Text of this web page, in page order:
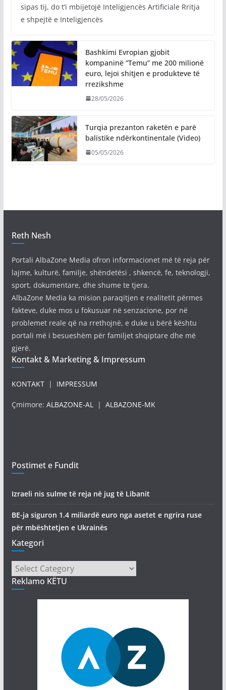
sipas tij, do t’i mbijetojë Inteligjencës Artificiale Rritja
e shpejtë e Inteligjencës
Bashkimi Evropian gjobit
kompaninë “Temu” me 200 milionë
euro, lejoi shitjen e produkteve të
rrezikshme
28/05/2026
Turqia prezanton raketën e parë
balistike ndërkontinentale (Video)
05/05/2026
Reth Nesh
Portali AlbaZone Media ofron informacionet më të reja për
lajme, kulturë, familje, shëndetësi , shkencë, fe, teknologji,
sport, dokumentare, dhe shume te tjera.
AlbaZone Media ka mision paraqitjen e realitetit përmes
fakteve, duke mos u fokusuar në senzacione, por në
problemet reale që na rrethojnë, e duke u bërë kështu
portali më i besueshëm për familjet shqiptare dhe më
gjerë.
Kontakt & Marketing & Impressum
KONTAKT| IMPRESSUM
Çmimore: ALBAZONE-AL| ALBAZONE-MK
Postimet e Fundit
Izraeli nis sulme të reja në jug të Libanit
BE-ja siguron 1.4 miliardë euro nga asetet e ngrira ruse
për mbështetjen e Ukrainës
Kategori
Kategori
Reklamo KËTU